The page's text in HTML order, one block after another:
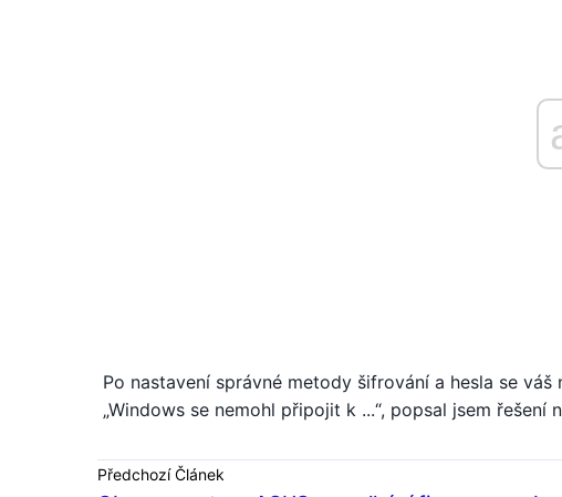
Po nastavení správné metody šifrování a hesla se
„Windows se nemohl připojit k ...“, popsal jsem řešení
Předchozí Článek